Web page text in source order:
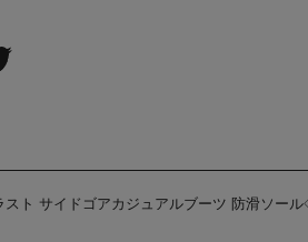
ト サイドゴアカジュアルブーツ 防滑ソー